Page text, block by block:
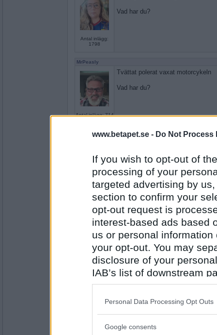
www.betapet.se - Do Not Process
If you wish to opt-out of
processing of your
targeted advertising by
section to confirm your
opt-out request is
interest-based ads based
us or personal
your opt-out. You may
disclosure of your
IAB’s list of downstream
also be disclosed by us
Downstream Participants
Please note that this
Personal Data Processing Opt Outs
Google consents
Antal inlägg:
1798
Vad har du?
MrPeasly
Antal inlägg: 714
Tvättat polerat vaxat motorcykeln
Vad har du?
Wulfenia- Ej medlem längre
Antal inlägg:
1898
Vad har du?
Prärieklocka
Antal inlägg:
11487
Provat massor med jeans och
Vad har du?
Vad har du?